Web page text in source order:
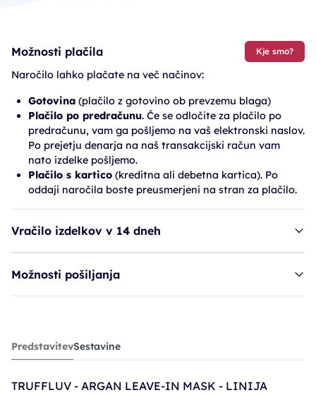
Možnosti plačila Kje smo?
Naročilo lahko plačate na več načinov:
Gotovina (plačilo z gotovino ob prevzemu blaga)
Plačilo po predračunu. Če se odločite za plačilo po
predračunu, vam ga pošljemo na vaš elektronski naslov.
Po prejetju denarja na naš transakcijski račun vam
nato izdelke pošljemo.
Plačilo s kartico (kreditna ali debetna kartica). Po
oddaji naročila boste preusmerjeni na stran za plačilo.
Vračilo izdelkov v 14 dneh
Možnosti pošiljanja
balzam TRL Nourish - Argan Leave-In Mask
23,34€
38,91€
PredstavitevSestavine
TRUFFLUV - ARGAN LEAVE-IN MASK - LINIJA